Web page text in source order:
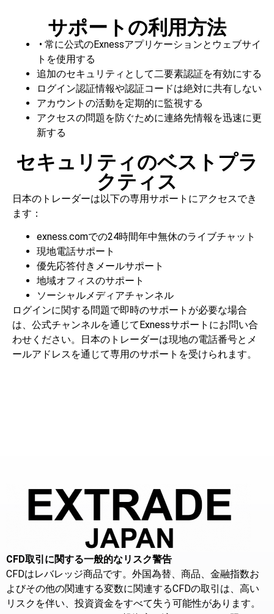
サポートの利用方法
• 常に公式のExnessアプリケーションとウェブサイ
トを使用する
追加のセキュリティとして二要素認証を有効にする
ログイン認証情報や認証コードは絶対に共有しない
アカウントの活動を定期的に監視する
アクセスの問題を防ぐために連絡先情報を迅速に更
新する
セキュリティのベストプラ
クティス
日本のトレーダーは以下の専用サポートにアクセスでき
ます：
exness.comでの24時間年中無休のライブチャット
現地電話サポート
優先応答付きメールサポート
地域オフィスのサポート
ソーシャルメディアチャンネル
ログインに関する問題で即時のサポートが必要な場合
は、公式チャンネルを通じてExnessサポートにお問い合
わせください。日本のトレーダーは現地の電話番号とメ
ールアドレスを通じて専用のサポートを受けられます。
CFD取引に関する一般的なリスク警告
CFDはレバレッジ商品です。外国為替、商品、金融指数お
よびその他の関連する変数に関連するCFDの取引は、高い
リスクを伴い、投資資金をすべて失う可能性があります。